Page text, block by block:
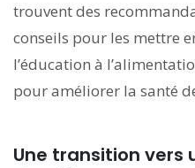
trouvent des
conseils pour les mettre
l’éducation à
pour améliorer la santé
Une transition vers